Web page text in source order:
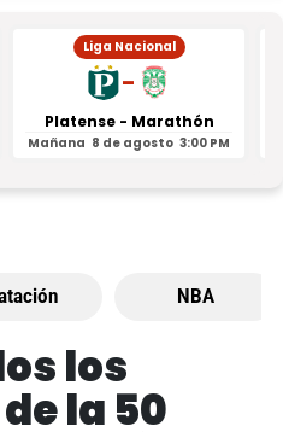
Liga Nacional
-
Platense - Marathón
Mañana 8 de agosto 3:00 PM
NBA
los
la 50